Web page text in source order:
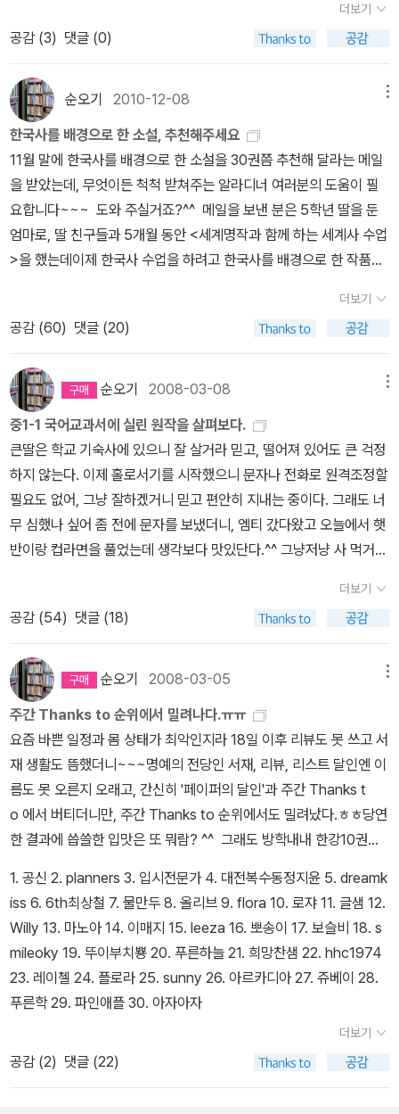
또박 내세우고 있는 것처럼 느껴지기도 한다.이 옥의 작품을 둘러보
면서 미신타파라는 화두를 보게 된다. 귀신은 있기도 하고 없기도 하
다는 말 자체가 자신의 마음먹기에 따라 모든 것이 달라진다는 말이
기도 하니.귀신조차 무서워했다는 최생원의 이야기가 그렇다. 천하의
사기꾼 이홍은 또 어떤가? 사람의 마음만큼 묘한 것도 없고, 사람의
마음만큼 허술한 것도 없는 듯 하다. 빈 틈을 노려 치고 들어가 자신의
허세를 당당하게 이루는 이홍이 왠지 나는 밉지만은 않았다. 또한 <
심생전>을 통해 보여주는 사랑의 의미가 살갑게 와닿기도 한다. 물론
유치한 사랑이야기라고 치부해버린다면 할 말은 없겠으나 심생의 사
랑은 꽤나 괜찮게 보여진다.그저 옛글만 다루어주었더라면 이 책도
그냥 그렇고 그런 책으로 끝났을지 모르겠다. 하지만 마지막 부분의
작품 해설이 있어 책을 읽는 사람에게 많은 도움을 주고 있다. 박지원
과 이 옥의 작품 뒤에는 왜 '전傳'이라는 말이 붙어 있을까? 옛날에는
으로 '전'이 있었다고 설명해주고 있다. 오늘의 단편소설과 비슷한 성
격을 가지고 있기 때문에 한문단편소설이라고 부르기도 한다는 설명
을 보면 모두가 아하, 고개를 끄덕이게 되지 않을까 싶다. 고전이 어렵
다고 하는 것은 그것에 맞는 풀이가 없기 깨문이다. 어려운 한자체를
본다는 것만으로도 버거운데 그 말의 뜻을 제대로 알지 못하니 더더
욱 다가서기 힘든 것이다. 그런데 그렇게 어렵다고 생각되어지는 부
분들을 조금씩이나마 알기 쉽게 풀이를 해 준다면 그것은 정말 고마
운 일이다. 앞서 말한 것처럼 작품해설을 이 소설들의 시대적 배경 또
엇을 보아야 하는 것인지 다시한번 집어주니 우리의 고전을 그저 그
런 이야기라고 치부해버리며 외면하지는 않을 듯 싶다. /아이비생각
이 있고 없음은 사람 마음가짐에 따라서라고 일침을 가하는 내용.심
생원의 사랑에 대한 이야기는 현재에도 맞아 떨어질 듯 싶다.사람 사
는 모양새가 비슷해서인지 모르지만 현재에도 충분히 공감할 수 있는
내용들도 구성된 이야기로 재미있게 읽을 수 있는 책이다.우리 고전
을 교과서에서 달달 외워 시험 보는 데만 사용하지 말고 어려서부터
읽고 토론 하는 속에서 자신의 생각을 키워나가는 게 필요하다고 생
각한다.아이 한 명인 집이 늘면서 자기만 아는 성격으로 자라지 않도
록 우리 고전을 많이 읽고 배려하는 마음을 배웠으면 싶다.
으면 원수로 알더구나. 그것은 사슴과 달리 말과 소가 너희들에게 쓸
모가 있기 때문이겠지. 그러나 너희들은 말과 소가 날마다 태워 주고
일해 주는 공로는 아랑곳없이 푸줏간이 미어지도록 잡아 죽이고 심지
어 뿔이나 갈기까지도 남겨 두지 않더구나. 그러고도 모자라서 산과
들에 있는 사슴까지 마구잡이로 잡아들여서 우리를 굶주리게 한다.
그러니 하늘의 뜻에 따라 공평하게 한다면 우리가 너희를 잡아먹어야
겠느냐, 잡아먹지 말아야겠느냐? 너희들은 밤낮없이 팔을 걷어붙이
고 눈을 부릅뜨고 함부로 남의 것을 훔치고 빼앗으면서도 부끄러운
줄을 모르지. 그러고서도 인륜의 도리를 논할 수 있겠느냐? 그뿐이
냐. 메뚜기한테서 밥을 빼앗고, 누에한테서 옷을 빼앗고, 벌한테서 꿀
을 빼앗아 먹지. 또 걸핏하면 하늘의 뜻이 어쩌고 하는데, 진정 하늘의
뜻으로 본다면 범이나 사람이나 다 똑같은 목숨이요, 메뚜기나 누에,
벌도 마찬가지가 아니냐. 그런데 너희들은 버젓이 남의 밥을 훔치고,
인하고 야박한 짓거리가 너희들보다 심할 수 있겠느냐? 더욱이 범이
표범을 잡아먹지 않는 것은 차마 같은 종족을 해칠 수 없기 때문이다.
그런데 너희들은 허구한 날 전쟁을 일삼으며 같은 사람을 서로 죽이
지 않느냐? 또 우리는 발톱과 어금니 외에는 어떤 무기도 쓰지 않으
며 하루에 한 번 사냥해서 까마귀와 솔개, 개미와 함께 나누어 먹고,
아첨하는 자와 병 있는 자, 상복을 입은 자는 잡아먹지 않는다. 그러니
그 어질고 의로움은 이루 다 말할 수가 없다. 그런데 너희들은 함정을
파는 것도 부족해서 그물을 친다, 창을 던진다, 통발을 놓는다, 덫을
면 소리가 산을 울리고 불이 뿜어져 나와 천둥보다 더 사납다. 그런데
그것으로도 성난 마음을 다 풀어내지 못한다. 그뿐이냐. 그것도 모자
라서 글자를 가지고 서로 헐뜯고 모함하고 다치게 하기를 밥 먹듯 하
니, 그 가혹함이 어찌 너희들보다 더할 수 있겠느냐? - 박지원·이옥,
<양반전 외>(재미있다 우리고전 10), 창비, 68-69쪽. 아까
영화 매트릭스를 OCN에서 해주던데, 거기서 스미스 요원은 붙잡
힌 모피어스에게 이렇게 말한다. I'd like to share a revelation th
at I've had during my time here. It came to me when I tried t
o classify your species. I realized that you're not actually
mammals. Every mammal on this planet instinctively devel
ops a natural equilibrium with the surrounding environment,
but you humans do not. You move to an area, and you mul
tiply, and multiply, until every natural resource is consumed.
The only way you can survive is to spread to another are
a. There is another organism on this planet that follows th
e same pattern. A virus. Human beings are a disease, a can
cer of this planet, you are a plague, and we are the cure. 대
보며) '… 내가 알아보니까 말이지, 너희 인간들은 포유류가 아니었어.
포유류는 자연과 잘 어울리면서 살아. 하지만 너희들은 그러지 않지.
너희들은 여기저기 옮겨 다니면서 번식하고 또 번식하면서 모든 자원
더보기
공감 (3) 댓글 (0)
순오기 2010-12-08
한국사를 배경으로 한 소설, 추천해주세요
11월 말에 한국사를 배경으로 한 소설을 30권쯤 추천해 달라는 메일
을 받았는데, 무엇이든 척척 받쳐주는 알라디너 여러분의 도움이 필
요합니다~~~ 도와 주실거죠?^^ 메일을 보낸 분은 5학년 딸을 둔
엄마로, 딸 친구들과 5개월 동안 <세계명작과 함께 하는 세계사 수업
>을 했는데이제 한국사 수업을 하려고 한국사를 배경으로 한 작품을
근대, 현대--이를테면, 어린이 삼국유사, 몽실언니 같은.. 한국사를 배
경으로 한 소설들을 좀 조언받고 싶어요.30권 내외로 추천해 주실 수
있으신지요?......책읽기를 좋아하고 독서수준이 높은 고학년이라
면 중학생을 위한 <나라말 국어시간에 우리고전 읽기> 시리즈가 좋
습니다.삽화도 있고, 중간 중간 상세한 해설이 있어 아주 좋아요. 이본
이 많은 경우에도 자세한 설명이 있으니 도움이 되었어요. 책 제목만
보고 무슨 고전인지 딱 알아채기 어려운 것도 있지만, 작은 글씨로 홍
길동전, 토끼전, 임진록... 이렇게 써 있지요.이 시리즈를 다 보지는 못
했고 몇 권 읽었는데 해설이 좋고, 중학생 우리 막내도 재밌게 읽었어
요. 홍길동전 리뷰 보기 중3 막내가 쓴 홍길동전 리뷰 보기중3 막내가
쓴 토끼전 리뷰 보기 책읽기를 썩 좋아하지 않는 고학년이나
3.4학년 정도의 어린이도 쉽게 볼 수 있는 고전으로는 <창비 재밌다,
우리 고전>을 추천합니다. 어린이와 청소년이 꼭 알아야 할 우리 고
다.이 시리즈는 우리 아들이 중학교 때 읽고 리뷰를 많이 썼는데... 푸
른학으로 검색하면 간단하게 쓴 리뷰가 여러개 있습니다.^^ 나
는 창비 시리즈로 읽었지만, <한겨레 옛이야기>시리즈도 있고, <한
겨레 옛이야기 인물이야기>시리즈도 있으니 참고하면 좋을 듯... >
> 접힌 부분 펼치기 >> << 펼친 부분 접기 <<그리고, 보리
에서 나온 <겨레 고전문학 선집>도 있는데, 가격이 만만치 않네요.ㅜ
ㅜ>> 접힌 부분 펼치기 >> << 펼친 부분 접기 << 2008년
문학동네 어린이문학상 대상 수상작으로, 조선 중기 천주교 박해를
기 깊숙이 파고 들었던 세책방과 필사쟁이, 전기수의 활약도 눈여겨
볼만하다. 이영서 작가의 상상이 빚어낸 멋진 동화로 김동성 화가의
정성이 가득 담긴 예쁜 그림이라 소장가치가 있는... 책과 노니는 집
리뷰 보기 책과 노니는 집과 짝으로 읽으면 좋을 단편동화집.조선중
기 기묘사화, 보부상, 정약용을 떠오르게 하는 유배지의 선비, 세 가지
이야기의 <꽃신>도 김동성 화가 그림이다.꽃신 리뷰 보기 배유안
선생님의 '초정리 편지'는 출판사 창비의 2006년 제10회 '좋은 어린
이책' 원고 공모에서 대상을 받은 작품이다. 2006년 겨울 책따세 추
천도서였고, 2007년 우수문학도서로도 선정되어 독자들의 사랑을
더보기
공감 (60) 댓글 (20)
순오기 2008-03-08
중1-1 국어교과서에 실린 원작을 살펴보다.
큰딸은 학교 기숙사에 있으니 잘 살거라 믿고, 떨어져 있어도 큰 걱정
하지 않는다. 이제 홀로서기를 시작했으니 문자나 전화로 원격조정할
필요도 없어, 그냥 잘하겠거니 믿고 편안히 지내는 중이다. 그래도 너
무 심했나 싶어 좀 전에 문자를 보냈더니, 엠티 갔다왔고 오늘에서 햇
반이랑 컵라면을 풀었는데 생각보다 맛있단다.^^ 그냥저냥 사 먹거나
니 참 다행이고 고맙다. 이래서 큰딸은 뚝 떼어놓고도 안심이다.이제
중학교 1학년이 된 막내에게 시선을 좀 돌려보자. 중학교 생활이 버거
운지 어제 오늘 마냥 늦잠이다. 개교기념일인 6일 '일제고사'를보느라
7일에 쉬었고, 오늘은 또 놀토니까... 몸상태가 최악인 엄마도 덩달아
어제, 오늘 늘어지게 잤다. 아함~ 그 덕인지 많이 좋아진 듯하다.^^배
치고사와 일제고사가 끝난 어제 초등문제집을 싹 정리했다. 이제 중
학교 교과서만 꽂혀 있으니 제법 중학생답다. 민경이는 막내라 엄마
의 관대함과 짠함이 동시 교차된다. 때론 귀찮아서 그냥 내버려두는
경우도 종종 있지만,학습에 대해서는 이런 귀찮음이 발동되면 안 되
겠다 싶어 챙겨본다. 엄마가모든 과목을 일일히 챙기지는 않지만, 삼
남매 모두 국어교과서에 실린 원작은충실히 볼 수 있도록 신경써 주
었다. 그래서일부는 구입하거나도서관에서 빌려다 주었는데, 막내까
지 내려오니집에 있는 책이 많아 수월하다. 민경이는 책이 오는 즉시
읽은 책도 많지만,이제 단원에 맞춰 틈나는대로 한번 더 읽으면 좋겠
다. 중학교는 국어와 생활국어로나뉘어 문학과 실용적인 글로 구분된
다. 국어는 문학을 접할 수 있어 시와 소설, 수필 등10대 정서함양에
좋은 작품을 만날 수 있다. 그러나 교과서 뒤에 실린 출처를 보면 년도
가 오래되어 구하기 쉽지 않은 것들이라 도서관을 이용했고, 관련된
상병까지' 돌아가신 시인 22명이, 2권은 '김지하에서 안도현까지'23
더보기
공감 (54) 댓글 (18)
순오기 2008-03-05
주간 Thanks to 순위에서 밀려나다.ㅠㅠ
요즘 바쁜 일정과 몸 상태가 최악인지라 18일 이후 리뷰도 못 쓰고 서
재 생활도 뜸했더니~~~명예의 전당인 서재, 리뷰, 리스트 달인엔 이
름도 못 오른지 오래고, 간신히 '페이퍼의 달인'과 주간 Thanks t
o 에서 버티더니만, 주간 Thanks to 순위에서도 밀려났다.ㅎㅎ당연
한 결과에 씁쓸한 입맛은 또 뭐람? ^^ 그래도 방학내내 한강10권과
에 진입해주셨으니, '꿩보다 닭'이라고 만족하련다. 아들녀석은 창비
의 '재미있다 우리고전'시리즈와 허영만의 '식객'으로 꾸준히Thanks
to 적립금을 얻고 있다. ^^ 주간 Thanks to의 달인
1. 공신 2. planners 3. 입시전문가 4. 대전복수동정지윤 5. dreamk
iss 6. 6th최상철 7. 물만두 8. 올리브 9. flora 10. 로쟈 11. 글샘 12.
Willy 13. 마노아 14. 이매지 15. leeza 16. 뽀송이 17. 보슬비 18. s
mileoky 19. 뚜이부치뿅 20. 푸른하늘 21. 희망찬샘 22. hhc1974
23. 레이첼 24. 플로라 25. sunny 26. 아르카디아 27. 쥬베이 28.
푸른학 29. 파인애플 30. 아자아자
더보기
공감 (2) 댓글 (22)